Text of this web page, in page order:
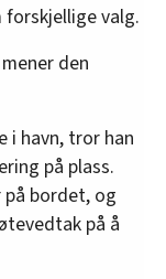
valg.
den
i havn, tror han
på plass.
på bordet, og
på å